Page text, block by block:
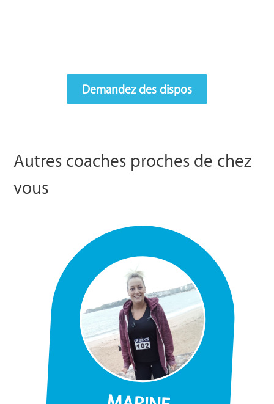
Demandez des dispos
Autres coaches proches de chez
vous